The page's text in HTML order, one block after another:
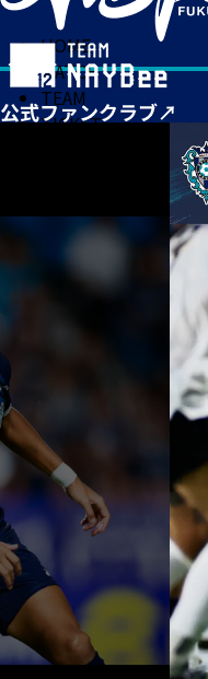
HOME
MATCH
TEAM
TICKET